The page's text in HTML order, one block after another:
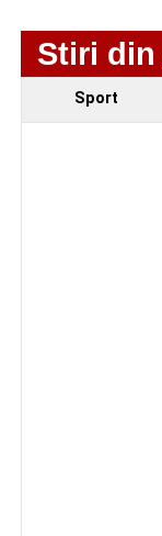
Școala de
lotul
importante
Cum s-a
Stiri din
Sport